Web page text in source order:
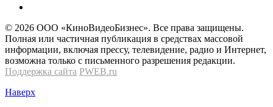
© 2026 OOО «КиноВидеоБизнес». Все права защищены.
Полная или частичная публикация в средствах массовой
информации, включая прессу, телевидение, радио и Интернет,
возможна только с письменного разрешения редакции.
Поддержка сайта PWEB.ru
Наверх